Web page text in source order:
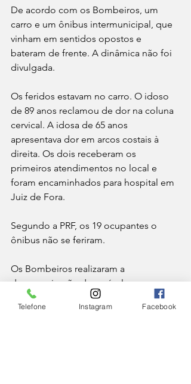
De acordo com os Bombeiros, um
carro e um ônibus intermunicipal, que
vinham em sentidos opostos e
bateram de frente. A dinâmica não foi
divulgada.
Os feridos estavam no carro. O idoso
de 89 anos reclamou de dor na coluna
cervical. A idosa de 65 anos
apresentava dor em arcos costais à
direita. Os dois receberam os
primeiros atendimentos no local e
foram encaminhados para hospital em
Juiz de Fora.
Segundo a PRF, os 19 ocupantes o
ônibus não se feriram.
Os Bombeiros realizaram a
desenergização dos veículos
envolvidos e a sinalização da via,
garantindo a segurança do local até a
Telefone Instagram Facebook